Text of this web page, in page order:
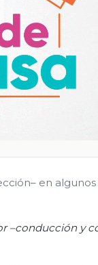
en
–conducción y